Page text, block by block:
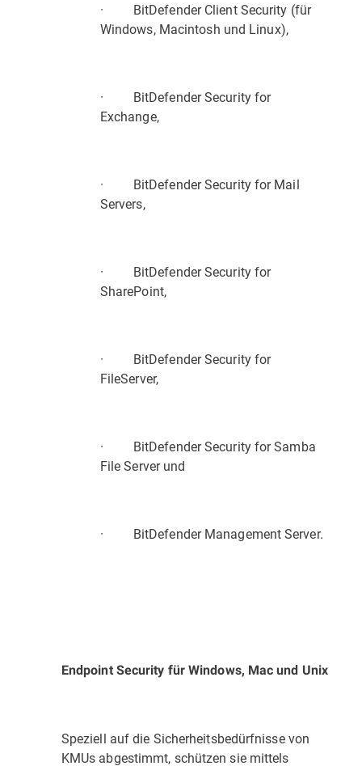
· BitDefender Client Security (für
Windows, Macintosh und Linux),
· BitDefender Security for
Exchange,
· BitDefender Security for Mail
Servers,
· BitDefender Security for
SharePoint,
· BitDefender Security for
FileServer,
· BitDefender Security for Samba
File Server und
· BitDefender Management Server.
Endpoint Security für Windows, Mac und Unix
Speziell auf die Sicherheitsbedürfnisse von
KMUs abgestimmt, schützen sie mittels